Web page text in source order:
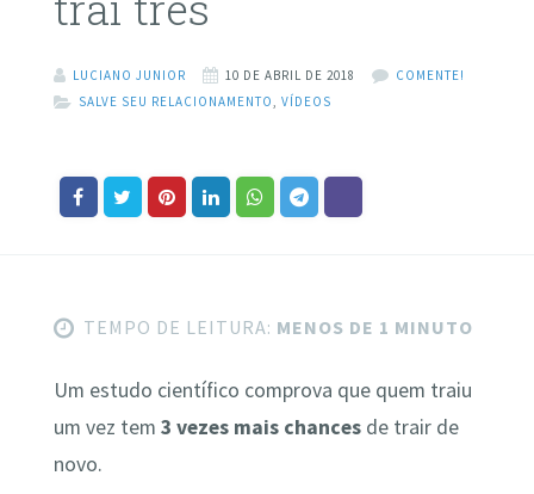
LUCIANO JUNIOR 10 DE ABRIL DE 2018
COMENTE!
SALVE SEU RELACIONAMENTO
VÍDEOS
TEMPO DE LEITURA: MENOS DE 1 MINUTO
Um estudo científico comprova que quem traiu
um vez tem 3 vezes mais chancesde trair de
novo.